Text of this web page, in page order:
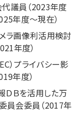
代議員（2023年度
年度～現在）
ラ画像利活用検討
年度）
）プライバシー影
年度）
ＤＢを活用した万
員会委員（2017年